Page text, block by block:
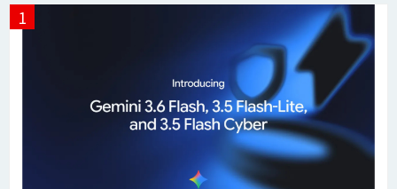
生成AI活用 1day ブートキャンプ
データ分析エージェント